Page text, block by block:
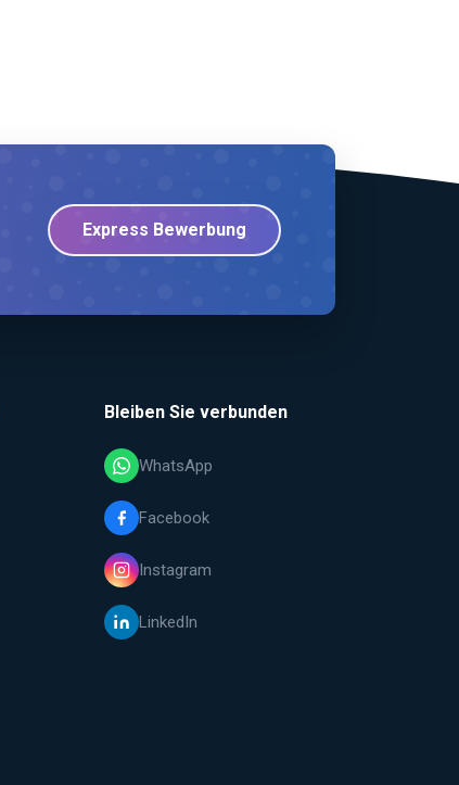
Express Bewerbung
Bleiben Sie verbunden
WhatsApp
Facebook
Instagram
LinkedIn